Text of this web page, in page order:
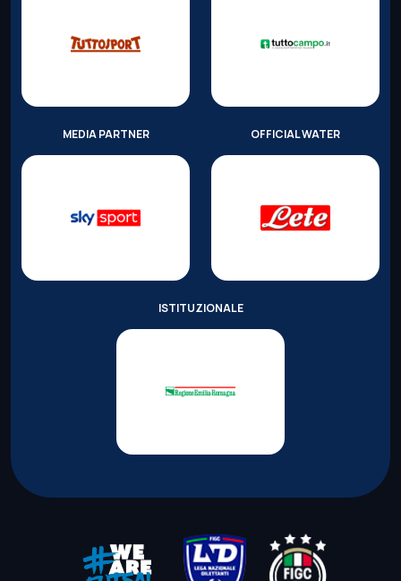
MEDIA PARTNER OFFICIAL WATER
ISTITUZIONALE